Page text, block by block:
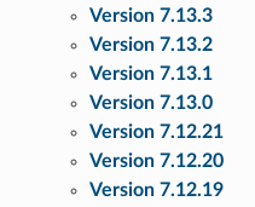
Version 7.13.3
Version 7.13.2
Version 7.13.1
Version 7.13.0
Version 7.12.21
Version 7.12.20
Version 7.12.19